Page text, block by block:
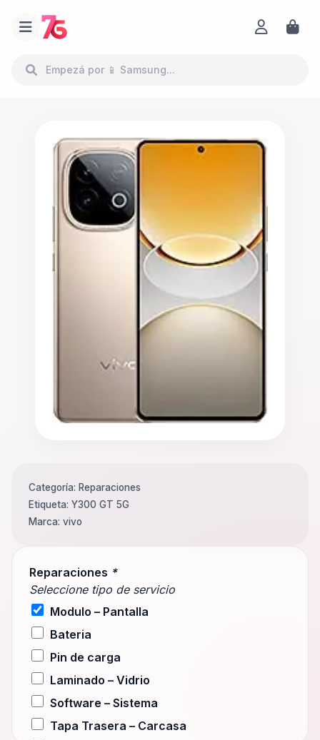
Reparaciones *
Seleccione tipo de servicio
Modulo – Pantalla
Bateria
Pin de carga
Laminado – Vidrio
Software – Sistema
Tapa Trasera – Carcasa
Categoría: Reparaciones
Etiqueta: Y300 GT 5G
Marca: vivo